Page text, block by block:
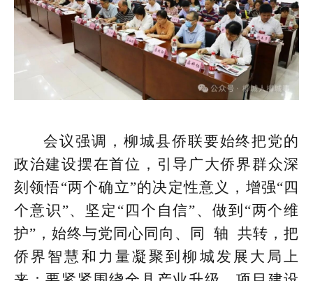
会议强调，柳城县侨联要始终把党的
政治建设摆在首位，引导广大侨界群众深
刻领悟“两个确立”的决定性意义，增强“四
个意识”、坚定“四个自信”、做到“两个维
护”，始终与党同心同向、同 轴 共转，把
侨界智慧和力量凝聚到柳城发展大局上